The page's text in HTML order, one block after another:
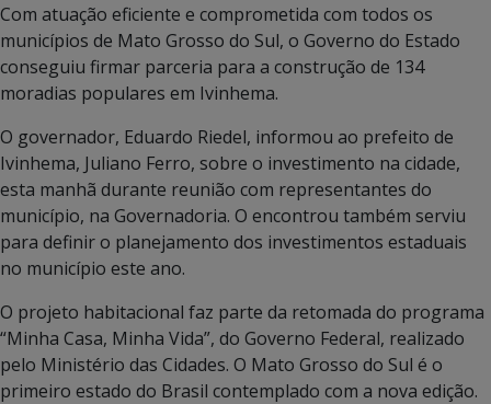
Com atuação eficiente e comprometida com todos os
municípios de Mato Grosso do Sul, o Governo do Estado
conseguiu firmar parceria para a construção de 134
moradias populares em Ivinhema.
O governador, Eduardo Riedel, informou ao prefeito de
Ivinhema, Juliano Ferro, sobre o investimento na cidade,
esta manhã durante reunião com representantes do
município, na Governadoria. O encontrou também serviu
para definir o planejamento dos investimentos estaduais
no município este ano.
O projeto habitacional faz parte da retomada do programa
“Minha Casa, Minha Vida”, do Governo Federal, realizado
pelo Ministério das Cidades. O Mato Grosso do Sul é o
primeiro estado do Brasil contemplado com a nova edição.